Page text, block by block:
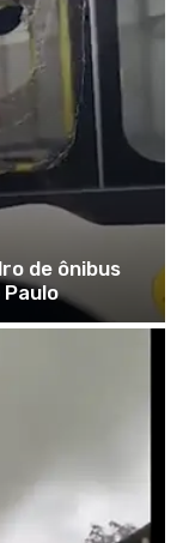
de ônibus